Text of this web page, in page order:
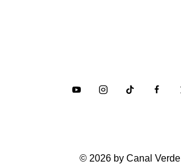
© 2026 by Canal Verde